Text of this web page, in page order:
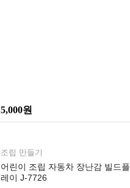
5,000원
조립 만들기
어린이 조립 자동차 장난감 빌드플
레이 J-7726